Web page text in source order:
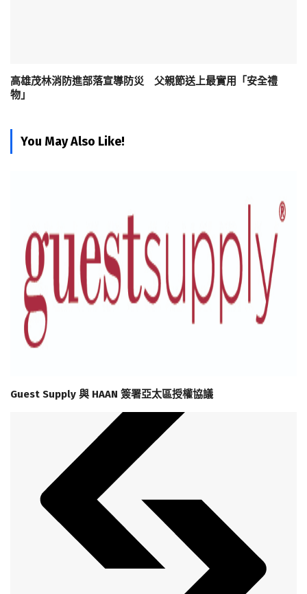
高雄茂林消防進部落宣導防災 父親節送上最實用「安全禮
物」
You May Also Like!
Guest Supply 與 HAAN 簽署亞太區授權協議